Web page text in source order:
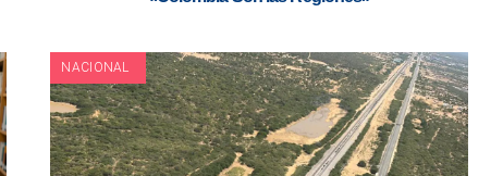
NACIONAL